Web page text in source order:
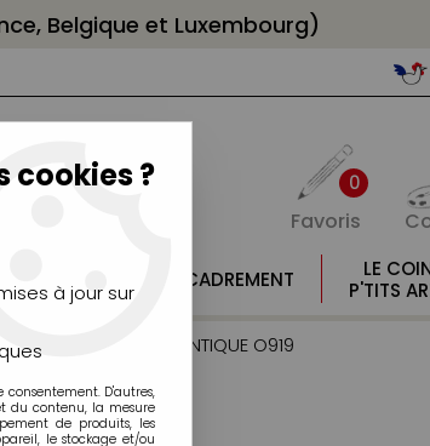
Belgique et Luxembourg)
0
Favoris
MOULAGE
ENCADREMENT
LE
P'TITS
BLANC ANTIQUE O919
cookies ?
à jour sur
consentement. D'autres,
du contenu, la mesure
de produits, les
le stockage et/ou